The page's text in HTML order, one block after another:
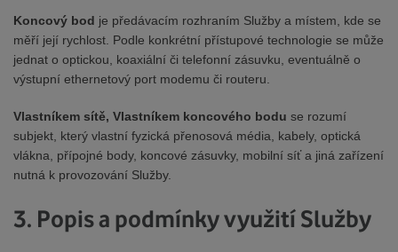
Koncový bod je předávacím rozhraním Služby a místem, kde se
měří její rychlost. Podle konkrétní přístupové technologie se může
jednat o optickou, koaxiální či telefonní zásuvku, eventuálně o
výstupní ethernetový port modemu či routeru.
Vlastníkem sítě, Vlastníkem koncového bodu se rozumí
subjekt, který vlastní fyzická přenosová média, kabely, optická
vlákna, přípojné body, koncové zásuvky, mobilní síť a jiná zařízení
nutná k provozování Služby.
3. Popis a podmínky využití Služby